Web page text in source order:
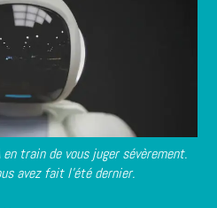
train de vous juger sévèrement.
avez fait l’été dernier.